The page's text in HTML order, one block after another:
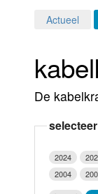
Actueel
De
2024
2004